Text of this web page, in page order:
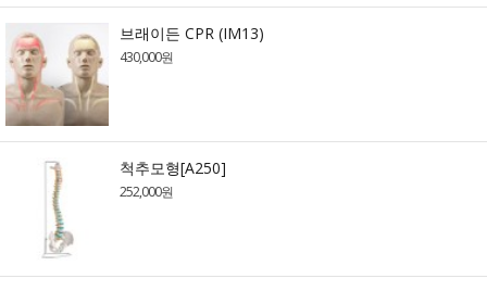
브래이든 CPR (IM13)
430,000원
척추모형[A250]
252,000원